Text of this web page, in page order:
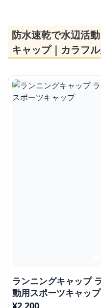
防水速乾で水辺活
キャップ｜カラフ
ランニングキャップ
動用スポーツキャップ
¥2,200